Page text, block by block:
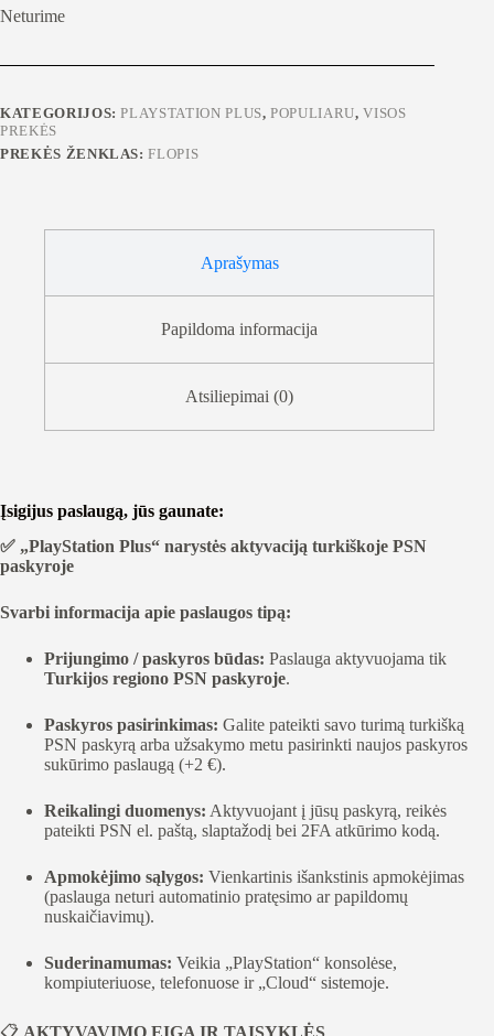
Neturime
KATEGORIJOS:PLAYSTATION PLUS,POPULIARU,VISOS
PREKĖS
PREKĖS ŽENKLAS:FLOPIS
Aprašymas
Papildoma informacija
Atsiliepimai (0)
Įsigijus paslaugą, jūs gaunate:
✅ „PlayStation Plus“ narystės aktyvaciją turkiškoje PSN
paskyroje
Svarbi informacija apie paslaugos tipą:
Prijungimo / paskyros būdas: Paslauga aktyvuojama tik
Turkijos regiono PSN paskyroje.
Paskyros pasirinkimas: Galite pateikti savo turimą turkišką
PSN paskyrą arba užsakymo metu pasirinkti naujos paskyros
sukūrimo paslaugą (+2 €).
Reikalingi duomenys: Aktyvuojant į jūsų paskyrą, reikės
pateikti PSN el. paštą, slaptažodį bei 2FA atkūrimo kodą.
Apmokėjimo sąlygos: Vienkartinis išankstinis apmokėjimas
(paslauga neturi automatinio pratęsimo ar papildomų
nuskaičiavimų).
Suderinamumas: Veikia „PlayStation“ konsolėse,
kompiuteriuose, telefonuose ir „Cloud“ sistemoje.